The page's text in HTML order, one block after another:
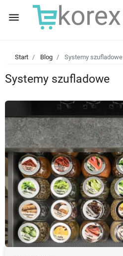
menu
Start Blog Systemy szufladowe
Systemy szufladowe